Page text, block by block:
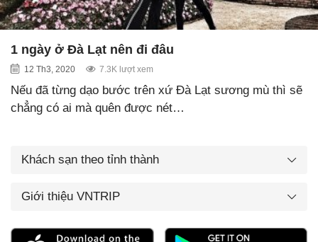
1 ngày ở Đà Lạt nên đi đâu
12 Th3, 2020 7.3K lượt xem
Nếu đã từng dạo bước trên xứ Đà Lạt sương mù thì sẽ
chẳng có ai mà quên được nét…
Khách sạn theo tỉnh thành
Giới thiệu VNTRIP